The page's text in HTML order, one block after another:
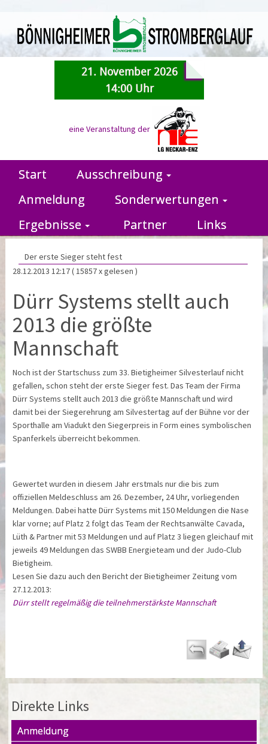
21. November 2026
14:00 Uhr
eine Veranstaltung der
Start
Ausschreibung
Anmeldung
Sonderwertungen
Ergebnisse
Partner Links
Der erste Sieger steht fest
28.12.2013 12:17( 15857 x gelesen )
Dürr Systems stellt auch
2013 die größte
Mannschaft
Noch ist der Startschuss zum 33. Bietigheimer Silvesterlauf nicht
gefallen, schon steht der erste Sieger fest. Das Team der Firma
Dürr Systems stellt auch 2013 die größte Mannschaft und wird
damit bei der Siegerehrung am Silvestertag auf der Bühne vor der
Sporthalle am Viadukt den Siegerpreis in Form eines symbolischen
Spanferkels überreicht bekommen.
Gewertet wurden in diesem Jahr erstmals nur die bis zum
offiziellen Meldeschluss am 26. Dezember, 24 Uhr, vorliegenden
Meldungen. Dabei hatte Dürr Systems mit 150 Meldungen die Nase
klar vorne; auf Platz 2 folgt das Team der Rechtsanwälte Cavada,
Lüth & Partner mit 53 Meldungen und auf Platz 3 liegen gleichauf mit
jeweils 49 Meldungen das SWBB Energieteam und der Judo-Club
Bietigheim.
Lesen Sie dazu auch den Bericht der Bietigheimer Zeitung vom
27.12.2013:
Dürr stellt regelmäßig die teilnehmerstärkste Mannschaft
Direkte Links
Anmeldung